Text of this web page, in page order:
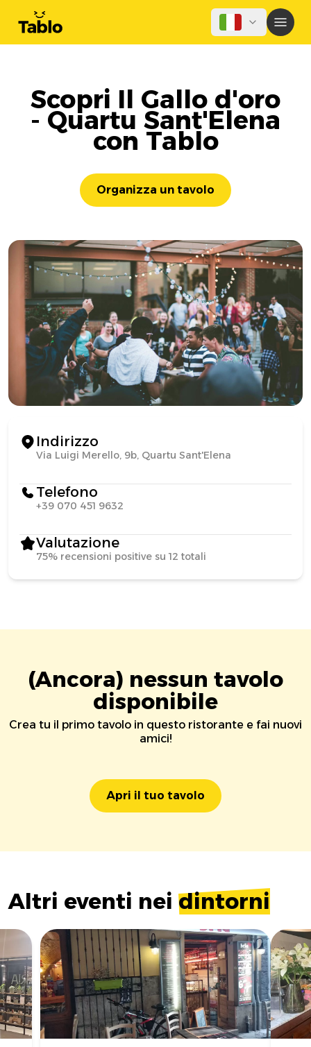
Scopri Il Gallo d'oro
- Quartu Sant'Elena
con Tablo
Organizza un tavolo
Indirizzo
Via Luigi Merello, 9b, Quartu Sant'Elena
Telefono
+39 070 451 9632
Valutazione
75% recensioni positive su 12 totali
(Ancora) nessun tavolo
disponibile
Crea tu il primo tavolo in questo ristorante e fai nuovi
amici!
Apri il tuo tavolo
Altri eventi nei dintorni